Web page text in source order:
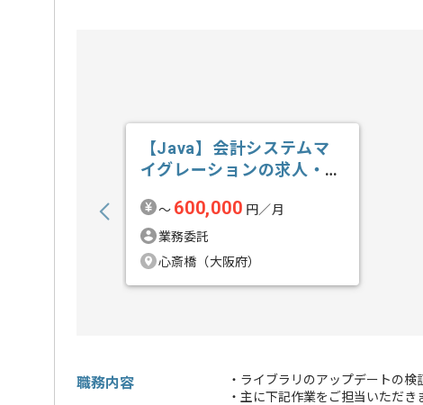
【Java】会計システムマ
イグレーションの求人・案
〜 600,000 円／月
業務委託
心斎橋（大阪府）
職務内容
・ライブラリのアップデートの検
・主に下記作業をご担当いただき